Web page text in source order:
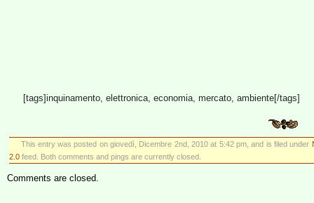
[tags]inquinamento, elettronica, economia, mercato, ambiente[/tags]
This entry was posted on giovedì, Dicembre 2nd, 2010 at 5:42 pm, and is filed under
2.0 feed. Both comments and pings are currently closed.
Comments are closed.